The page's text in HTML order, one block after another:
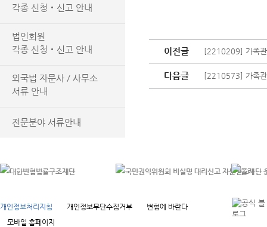
각종 신청‧신고 안내
법인회원
각종 신청‧신고 안내
외국법 자문사 / 사무소
서류 안내
전문분야 서류안내
이전글 [2210209] 가족관
다음글 [2210573] 가족관
개인정보처리지침 개인정보무단수집거부
변협에 바란다
모바일 홈페이지